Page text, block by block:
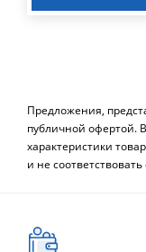
Предложения,
публичной офертой.
характеристики
и не